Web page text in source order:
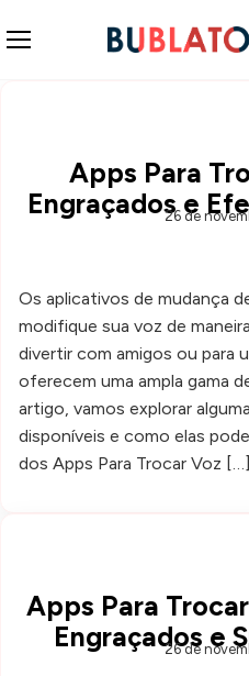
Apps Para
Engraçados e
26 de
Os aplicativos de mudança
modifique sua voz de
divertir com amigos ou para
oferecem uma ampla gama
artigo, vamos explorar
disponíveis e como elas
dos Apps Para Trocar Voz […]
Apps Para
Engraçados e
26 de